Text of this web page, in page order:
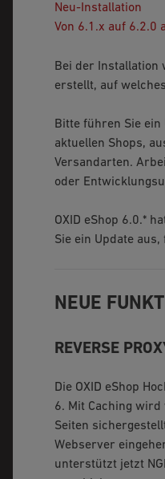
Neu-Installation
Von 6.1.x auf 6.2.0
Bei der Installation
erstellt, auf
Bitte führen Sie
aktuellen Shops,
Versandarten.
oder
OXID eShop 6.0.*
Sie ein Update
NEUE
REVERSE
Die OXID eShop
6. Mit Caching
Seiten
Webserver
unterstützt jetzt